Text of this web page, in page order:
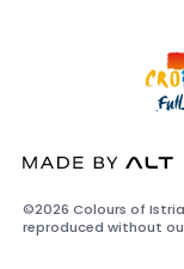
©2026 Colours of
reproduced without